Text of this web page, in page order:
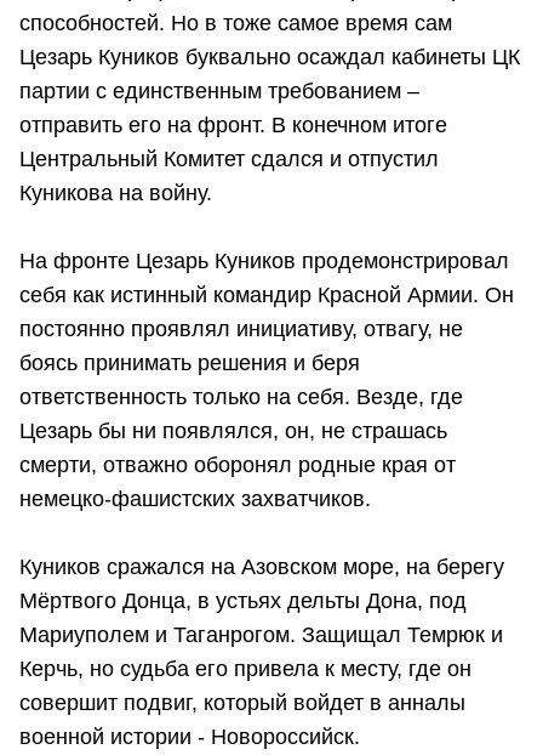
способностей. Но в тоже самое время сам
Цезарь Куников буквально осаждал кабинеты ЦК
партии с единственным требованием –
отправить его на фронт. В конечном итоге
Центральный Комитет сдался и отпустил
Куникова на войну.
На фронте Цезарь Куников продемонстрировал
себя как истинный командир Красной Армии. Он
постоянно проявлял инициативу, отвагу, не
боясь принимать решения и беря
ответственность только на себя. Везде, где
Цезарь бы ни появлялся, он, не страшась
смерти, отважно оборонял родные края от
немецко-фашистских захватчиков.
Куников сражался на Азовском море, на берегу
Мёртвого Донца, в устьях дельты Дона, под
Мариуполем и Таганрогом. Защищал Темрюк и
Керчь, но судьба его привела к месту, где он
совершит подвиг, который войдет в анналы
военной истории - Новороссийск.